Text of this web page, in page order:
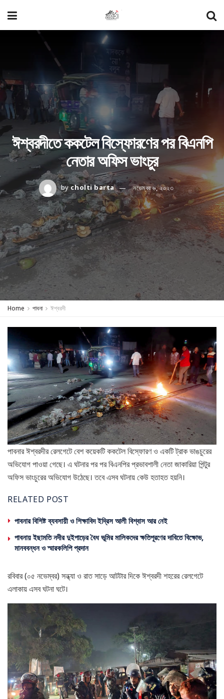
ঈশ্বরদীতে ককটেল বিস্ফোরণের পর বিএনপি
নেতার অফিস ভাংচুর
bycholti barta নভেম্বর ৬, ২০২৩
Home পাবনা ঈশ্বরদী
পাবনার ঈশ্বরদীর রেলগেটে বেশ কয়েকটি ককটেল বিস্ফোরণ ও একটি ট্রাক ভাঙচুরের
অভিযোগ পাওয়া গেছে। এ ঘটনার পর পর বিএনপির প্রভাবশালী নেতা জাকারিয়া পিন্টুর
অফিস ভাংচুরের অভিযোগ উঠেছে। তবে এসব ঘটনায় কেউ হতাহত হয়নি।
RELATED POST
পাবনার বিশিষ্ট ব্যবসায়ী ও শিক্ষাবিদ ইদ্রিস আলী বিশ্বাস আর নেই
পাবনায় ইছামতি নদীর দুইপাড়ের বৈধ ভূমির মালিকদের ক্ষতিপূরণের দাবিতে বিক্ষোভ,
মানববন্ধন ও স্মারকলিপি প্রদান
রবিবার (০৫ নভেম্বর) সন্ধ্যা ও রাত সাড়ে আটটার দিকে ঈশ্বরদী শহরের রেলগেটে
এলাকায় এসব ঘটনা ঘটে।